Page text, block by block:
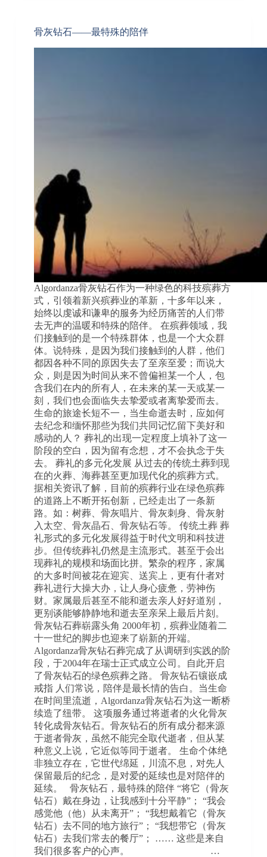
骨灰钻石——最特殊的陪伴
Algordanza骨灰钻石作为一种绿色的科技殡葬方
式，引领着新兴殡葬业的革新，十多年以来，
始终以虔诚和谦卑的服务为经历痛苦的人们带
去无声的温暖和特殊的陪伴。 在殡葬领域，我
们接触到的是一个特殊群体，也是一个大众群
体。说特殊，是因为我们接触到的人群，他们
都因各种不同的原因失去了至亲至爱；而说大
众，则是因为时间从来不曾偏袒某一个人，包
含我们在内的所有人，在未来的某一天或某一
刻，我们也会面临失去挚爱或者离挚爱而去。
生命的旅途长短不一，当生命逝去时，应如何
去纪念和缅怀那些为我们共同记忆留下美好和
感动的人？ 葬礼的出现一定程度上填补了这一
阶段的空白，因为留有念想，才不会执念于失
去。 葬礼的多元化发展 从过去的传统土葬到现
在的火葬、海葬甚至更加现代化的殡葬方式。
据相关资讯了解，目前的殡葬行业在绿色殡葬
的道路上不断开拓创新，已经走出了一条新
路。如：树葬、骨灰唱片、骨灰刺身、骨灰射
入太空、骨灰晶石、骨灰钻石等。 传统土葬 葬
礼形式的多元化发展得益于时代文明和科技进
步。但传统葬礼仍然是主流形式。甚至于会出
现葬礼的规模和场面比拼。繁杂的程序，家属
的大多时间被花在迎宾、送宾上，更有什者对
葬礼进行大操大办，让人身心疲惫，劳神伤
财。家属最后甚至不能和逝去亲人好好道别，
更别谈能够静静地和逝去至亲呆上最后片刻。
骨灰钻石葬崭露头角 2000年初，殡葬业随着二
十一世纪的脚步也迎来了崭新的开端。
Algordanza骨灰钻石葬完成了从调研到实践的阶
段，于2004年在瑞士正式成立公司。自此开启
了骨灰钻石的绿色殡葬之路。 骨灰钻石镶嵌成
戒指 人们常说，陪伴是最长情的告白。当生命
在时间里流逝，Algordanza骨灰钻石为这一断桥
续造了纽带。 这项服务通过将逝者的火化骨灰
转化成骨灰钻石。骨灰钻石的所有成分都来源
于逝者骨灰，虽然不能完全取代逝者，但从某
种意义上说，它近似等同于逝者。 生命个体绝
非独立存在，它世代绵延，川流不息，对先人
保留最后的纪念，是对爱的延续也是对陪伴的
延续。 骨灰钻石，最特殊的陪伴 “将它（骨灰
钻石）戴在身边，让我感到十分平静”； “我会
感觉他（他）从未离开”； “我想戴着它（骨灰
钻石）去不同的地方旅行”； “我想带它（骨灰
钻石）去我们常去的餐厅”； …… 这些是来自
我们很多客户的心声。 …